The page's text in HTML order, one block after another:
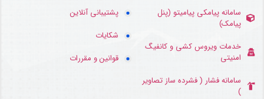
سامانه پیامکی پیامیتو (پنل
پیامک)
خدمات ویروس کشی و کانفیگ
امنیتی
سامانه فشار ( فشرده ساز تصاویر
)
پشتیبانی آنلاین
شکایات
قوانین و مقررات